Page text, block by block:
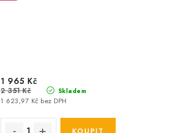
Skladem
1 623,97 Kč bez DPH
1 965 Kč
2 351 Kč